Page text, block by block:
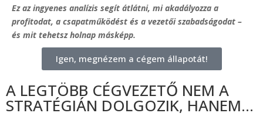
Ez az ingyenes analízis segít átlátni, mi akadályozza a
profitodat, a csapatműködést és a vezetői szabadságodat –
és mit tehetsz holnap másképp.
Igen, megnézem a cégem állapotát!
A LEGTÖBB CÉGVEZETŐ NEM A
STRATÉGIÁN DOLGOZIK, HANEM…